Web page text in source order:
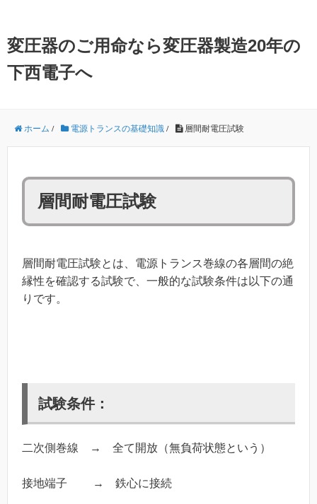
変圧器のご用命なら変圧器製造20年の
下西電子へ
ホーム / 電源トランスの基礎知識 / 層間耐電圧試験
層間耐電圧試験
層間耐電圧試験とは、電源トランス巻線の各層間の絶
縁性を確認する試験で、一般的な試験条件は以下の通
りです。
試験条件：
二次側巻線 → 全て開放（無負荷状態という）
接地端子 → 鉄心に接続